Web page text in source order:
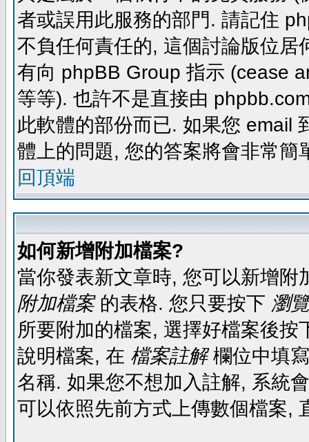
者或誤用此服務的部門. 請記住
不負任何責任的, 這個討論版位
有向 phpBB Group 指示 (cease
等等). 也許不是直接由
此軟體的部份而已. 如果您 email
體上的問題, 您的答案將會非常簡
回頂端
如何新增附加檔案?
當你發表新文章時, 您可以新增
附加檔案的表格. 您只要按下 瀏
所要附加的檔案, 選擇好檔案後
說明檔案, 在 檔案註解欄位中填
名稱. 如果您不想加入註解, 系統
可以依照先前方式上傳數個檔案,